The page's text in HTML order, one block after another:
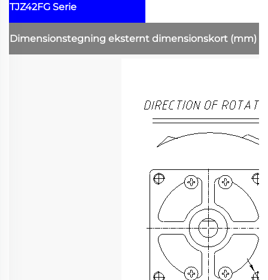
TJZ42FG Serie
Dimensionstegning eksternt dimensionskort (mm)